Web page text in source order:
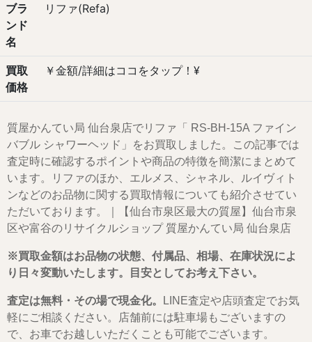
ブラ
ンド
名
リファ(Refa)
買取
価格
￥金額/詳細はココをタップ！¥
質屋かんてい局 仙台泉店でリファ「 RS-BH-15A ファイン
バブル シャワーヘッド」をお買取しました。この記事では
査定時に確認するポイントや商品の特徴を簡潔にまとめて
います。リファのほか、エルメス、シャネル、ルイヴィト
ンなどのお品物に関する買取情報についても紹介させてい
ただいております。｜【仙台市泉区最大の質屋】仙台市泉
区や富谷のリサイクルショップ 質屋かんてい局 仙台泉店
※買取金額はお品物の状態、付属品、相場、在庫状況によ
り日々変動いたします。目安としてお考え下さい。
査定は無料・その場で現金化。
LINE査定や店頭査定でお気
軽にご相談ください。店舗前には駐車場もございますの
で、お車でお越しいただくことも可能でございます。